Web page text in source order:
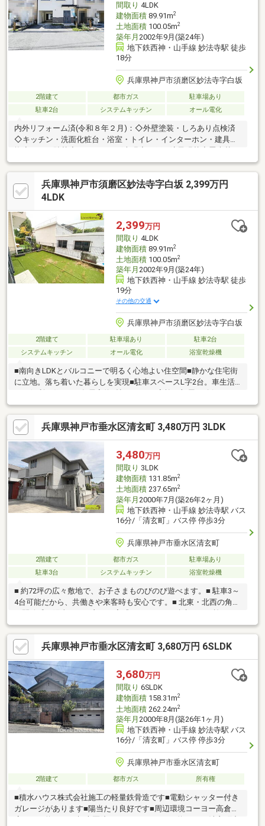
間取り 4LDK
建物面積89.91m2
土地面積100.05m2
築年月 2002年9月(築24年)
地下鉄西神・山手線 妙法寺駅 徒歩
18分
兵庫県神戸市須磨区妙法寺字白坂
2階建て 都市ガス
駐車場あり
駐車2台
システムキッチン オール電化
内外リフォーム済(令和８年２月)：◇外壁塗装・しろあり点検済
◇キッチン・洗面化粧台・浴室・トイレ・インターホン・建具交
換◇クロス貼替◇フローリング上張◇網戸・障子張替◇畳表替■
オール電化の再生住宅■カースペースL字２台■陽光たっぷり、み
どり豊かな須磨丘陵■南側は高台の為、陽当・眺望良■４ＬＤＫ、
２階全居室二面窓と収納あり、使い勝手の良い間取り＋庭付き
■LDKとバルコニーは南向き・南庭あり◎妙法寺駅にリファーレ横
はおすすめです。⇒詳細・ご見学は、担当・原井まで※土砂災害警
戒区域(地すべり・イエロー)※砂防法(地すべり防止区域)
兵庫県神戸市須磨区妙法寺字白坂 2,399万円
4LDK
2,399万円
間取り 4LDK
建物面積89.91m2
土地面積100.05m2
築年月 2002年9月(築24年)
地下鉄西神・山手線 妙法寺駅 徒歩
19分
その他の交通
兵庫県神戸市須磨区妙法寺字白坂
2階建て 駐車場あり
駐車2台
システムキッチン
オール電化 浴室乾燥機
■南向きLDKとバルコニーで明るく心地よい住空間■静かな住宅街
に立地。落ち着いた暮らしを実現■駐車スペースL字2台。車生活
チン、浴室など水回り新品のリフォーム住宅■外壁、屋根塗装済
みでメンテナンス面も安心■妙法寺小学校徒歩約7分。子育て世帯
にも安心の距離■2000万円台で叶う神戸市の戸建てマイホーム自
分たちに合う物件が分からない方へ。ロコホームが住まい探しを
お手伝いします。SUUMO掲載物件に加え、「俺と私の
LocoHouse」もご紹介可能。物件見学だけでも大歓迎です。お気
軽にご相談ください！
兵庫県神戸市垂水区清玄町 3,480万円 3LDK
3,480万円
間取り 3LDK
建物面積131.85m2
土地面積237.65m2
築年月 2000年7月(築26年2ヶ月)
地下鉄西神・山手線 妙法寺駅 バス
16分/「清玄町」バス停 停歩3分
兵庫県神戸市垂水区清玄町
2階建て 都市ガス
駐車場あり
駐車3台
システムキッチン 浴室乾燥機
■ 約72坪の広々敷地で、お子さまものびのび遊べます。■ 駐車3～
4台可能だから、共働きや来客時も安心です。■ 北東・北西の角地
で開放感と陽当たりの良さを実感できます。■ 積水ハウス施工な
らではの安心感ある住まいです。■ 周辺には業務スーパー・ダイ
レックス・ドラッグストアなど買い物施設が充実し、日々の生活
も便利です。■下畑台小学校・桃山台中学校自分たちに合う物件
が分からない方へ。ロコホームが住まい探しをお手伝いします。
SUUMO掲載物件に加え、「俺と私のLocoHouse」もご紹介可
能。物件見学だけでも大歓迎です。お気軽にご相談ください！
兵庫県神戸市垂水区清玄町 3,680万円 6SLDK
3,680万円
間取り 6SLDK
建物面積158.31m2
土地面積262.24m2
築年月 2000年8月(築26年1ヶ月)
地下鉄西神・山手線 妙法寺駅 バス
16分/「清玄町」バス停 停歩3分
兵庫県神戸市垂水区清玄町
2階建て 都市ガス 所有権
■積水ハウス株式会社施工の軽量鉄骨造です■電動シャッター付き
ガレージがあります■陽当たり良好です■周辺環境コーヨー高倉台